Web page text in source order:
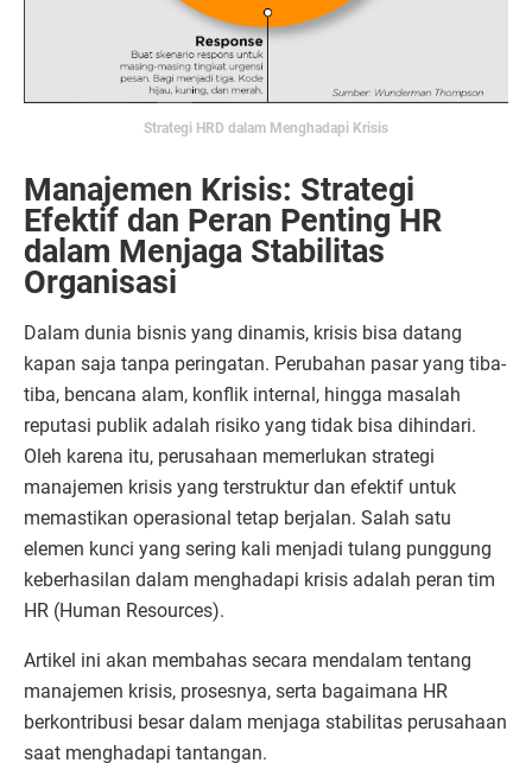
Strategi HRD dalam Menghadapi Krisis
Manajemen Krisis: Strategi
Efektif dan Peran Penting HR
dalam Menjaga Stabilitas
Organisasi
Dalam dunia bisnis yang dinamis, krisis bisa datang
kapan saja tanpa peringatan. Perubahan pasar yang tiba-
tiba, bencana alam, konflik internal, hingga masalah
reputasi publik adalah risiko yang tidak bisa dihindari.
Oleh karena itu, perusahaan memerlukan strategi
manajemen krisis yang terstruktur dan efektif untuk
memastikan operasional tetap berjalan. Salah satu
elemen kunci yang sering kali menjadi tulang punggung
keberhasilan dalam menghadapi krisis adalah peran tim
HR (Human Resources).
Artikel ini akan membahas secara mendalam tentang
manajemen krisis, prosesnya, serta bagaimana HR
berkontribusi besar dalam menjaga stabilitas perusahaan
saat menghadapi tantangan.